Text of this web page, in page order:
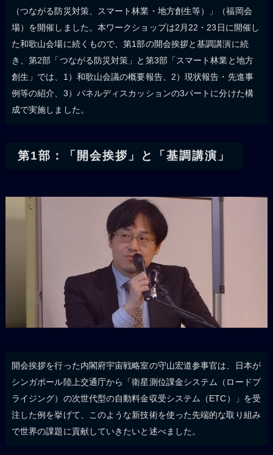
（つながる防災対策、スマート林業・地方創生等）」（福岡会
場）を開催しました。本ワークショップは2月22・23日に開催し
た和歌山会場に続くもので、第1部の開会挨拶と基調講演に続
き、第2部「つながる防災対策」と第3部「スマート林業と地方
創生」では、1）和歌山会議の概要報告、2）現状報告・先進事
例等の紹介、3）パネルディスカッションの3パートに分けた構
成で実施しました。
第1部：「開会挨拶」と「基調講演」
開会挨拶を行った内閣府宇宙戦略室の守山宏道参事官は、日本が
シンガポール陸上交通庁から「衛星測位課金システム（ロードプ
ライジング）の次世代型の自動料金収受システム（ETC）」を受
注した例を挙げて、このような新技術を使った先端的な取り組み
で世界の課題に貢献していきたいと述べました。